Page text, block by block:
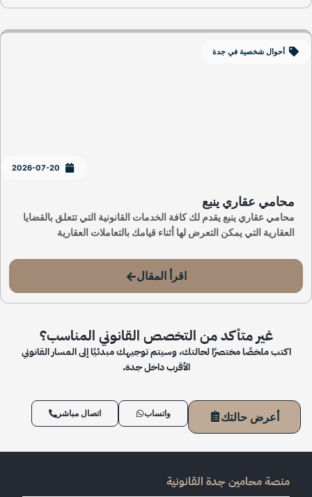
أحوال شخصية في جدة
2026-07-20
محامي عقاري ينبع
محامي عقاري ينبع يقدم لك كافة الخدمات القانونية التي تتعلق بالقضايا
العقارية التي يمكن التعرض لها أثناء قيامك بالتعاملات العقارية
اقرأ المقال
غير متأكد من التخصص القانوني المناسب؟
اكتب ملخصًا مختصرًا لحالتك، وسيتم توجيهك مبدئيًا إلى المسار القانوني
الأقرب داخل جدة.
أعرض حالتك واتساب اتصال مباشر
منصة محامين جدة القانونية